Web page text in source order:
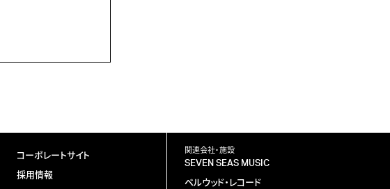
コーポレートサイト
採用情報
関連会社・施設
SEVEN SEAS MUSIC
ベルウッド・レコード